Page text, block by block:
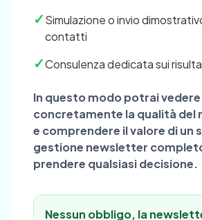
✓Simulazione o invio
contatti
✓Consulenza dedicata sui
In questo modo potrai vedere
concretamente la qualità del
e comprendere il valore di un
gestione newsletter
prendere qualsiasi decisione.
Nessun obbligo, la